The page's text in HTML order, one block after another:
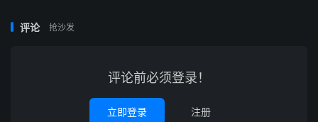
评论 抢沙发
评论前必须登录！
立即登录 注册